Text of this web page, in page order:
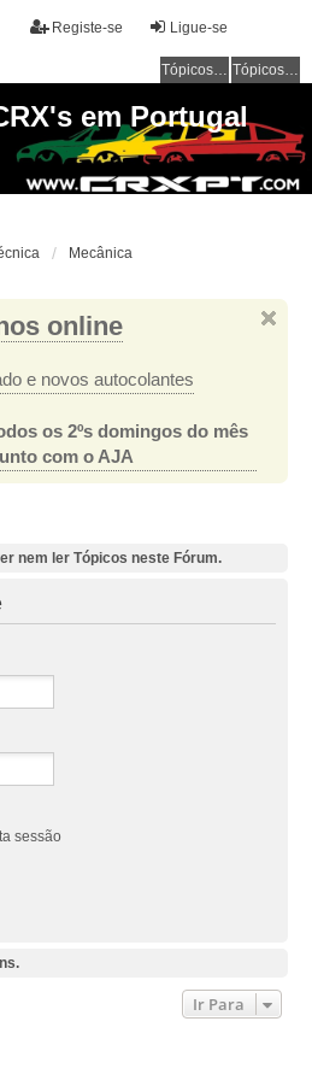
Ligue-se
Registe-se
Tópicos sem resposta Tópicos ativos
em Portugal
Mecânica
online
e novos autocolantes
os 2ºs domingos do mês
com o AJA
nem ler Tópicos neste Fórum.
sessão
Ir Para